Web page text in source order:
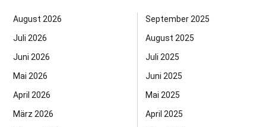
August 2026
Juli 2026
Juni 2026
Mai 2026
April 2026
März 2026
September 2025
August 2025
Juli 2025
Juni 2025
Mai 2025
April 2025